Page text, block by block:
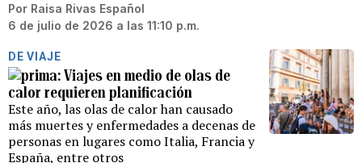
Por Raisa Rivas Español
6 de julio de 2026 a las 11:10 p.m.
DE VIAJE
Viajes en medio de olas de
calor requieren planificación
Este año, las olas de calor han causado
más muertes y enfermedades a decenas de
personas en lugares como Italia, Francia y
España, entre otros